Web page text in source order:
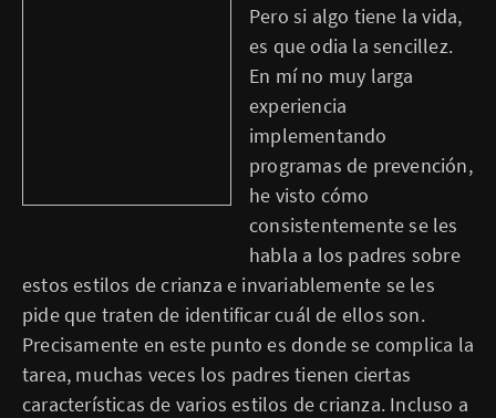
Pero si algo tiene la vida,
es que odia la sencillez.
En mí no muy larga
experiencia
implementando
programas de prevención,
he visto cómo
consistentemente se les
habla a los padres sobre
estos estilos de crianza e invariablemente se les
pide que traten de identificar cuál de ellos son.
Precisamente en este punto es donde se complica la
tarea, muchas veces los padres tienen ciertas
características de varios estilos de crianza. Incluso a